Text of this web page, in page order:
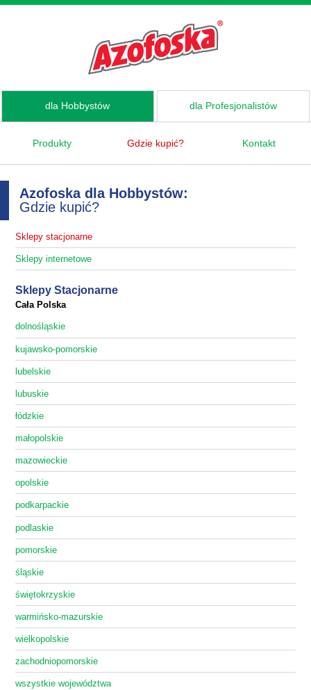
dla Hobbystów dla Profesjonalistów
Produkty Gdzie kupić? Kontakt
Azofoska dla Hobbystów:
Gdzie kupić?
Sklepy stacjonarne
Sklepy internetowe
Sklepy Stacjonarne
Cała Polska
dolnośląskie
kujawsko-pomorskie
lubelskie
lubuskie
łódzkie
małopolskie
mazowieckie
opolskie
podkarpackie
podlaskie
pomorskie
śląskie
świętokrzyskie
warmińsko-mazurskie
wielkopolskie
zachodniopomorskie
wszystkie województwa